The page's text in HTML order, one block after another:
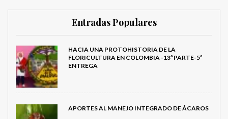
Entradas Populares
HACIA UNA PROTOHISTORIA DE LA
FLORICULTURA EN COLOMBIA -13ª PARTE-5ª
ENTREGA
APORTES AL MANEJO INTEGRADO DE ÁCAROS